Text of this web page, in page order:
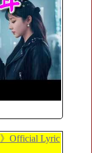
Official Lyric